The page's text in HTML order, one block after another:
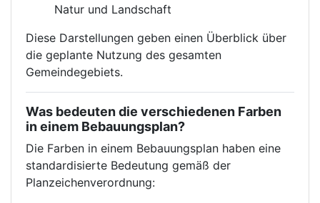
Natur und Landschaft
Diese Darstellungen geben einen Überblick über
die geplante Nutzung des gesamten
Gemeindegebiets.
Was bedeuten die verschiedenen Farben
in einem Bebauungsplan?
Die Farben in einem Bebauungsplan haben eine
standardisierte Bedeutung gemäß der
Planzeichenverordnung: